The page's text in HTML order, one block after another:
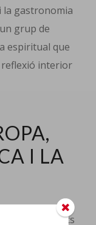
la gastronomia
grup de
espiritual que
interior
I LA
només 7 llocs